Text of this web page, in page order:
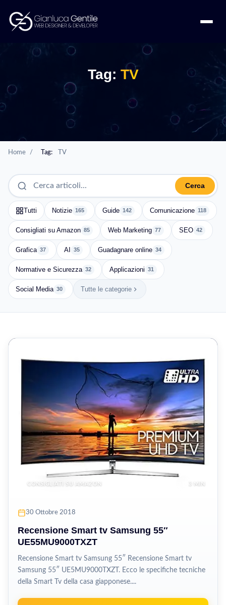
Tag: TV
Home / Tag: TV
Cerca
Tutti Notizie 165 Guide 142 Comunicazione 118
Consigliati su Amazon 85 Web Marketing 77 SEO 42
Grafica 37 AI 35 Guadagnare online 34
Normative e Sicurezza 32 Applicazioni 31
Social Media 30 Tutte le categorie
CONSIGLIATI SU AMAZON 3 MIN
30 Ottobre 2018
Recensione Smart tv Samsung 55″
UE55MU9000TXZT
Recensione Smart tv Samsung 55″ Recensione Smart tv
Samsung 55″ UE5MU9000TXZT. Ecco le specifiche tecniche
della Smart Tv della casa giapponese....